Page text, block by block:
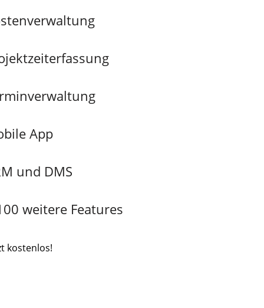
App
und DMS
weitere Features
kostenlos!